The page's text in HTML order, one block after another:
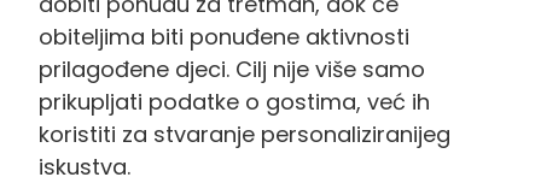
obiteljima biti ponuđene aktivnosti
prilagođene djeci. Cilj nije više samo
prikupljati podatke o gostima, već ih
koristiti za stvaranje personaliziranijeg
iskustva.